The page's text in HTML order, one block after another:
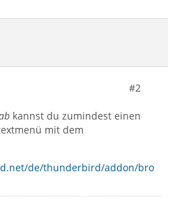
#2
kannst du zumindest einen
mit dem
de/thunderbird/addon/bro